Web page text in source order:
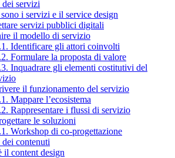
dei servizi
i servizi e il service design
servizi pubblici digitali
il modello di servizio
Identificare gli attori coinvolti
Formulare la proposta di valore
Inquadrare gli elementi costitutivi del
il funzionamento del servizio
Mappare l’ecosistema
Rappresentare i flussi di servizio
le soluzioni
Workshop di co-progettazione
contenuti
il content design